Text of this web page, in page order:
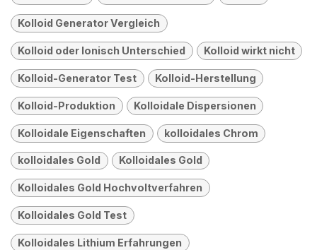
Kolloid Generator Vergleich
Kolloid oder Ionisch Unterschied Kolloid wirkt nicht
Kolloid-Generator Test Kolloid-Herstellung
Kolloid-Produktion Kolloidale Dispersionen
Kolloidale Eigenschaften kolloidales Chrom
kolloidales Gold Kolloidales Gold
Kolloidales Gold Hochvoltverfahren
Kolloidales Gold Test
Kolloidales Lithium Erfahrungen